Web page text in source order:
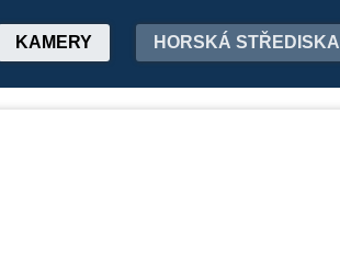
KAMERY HORSKÁ STŘEDISKA